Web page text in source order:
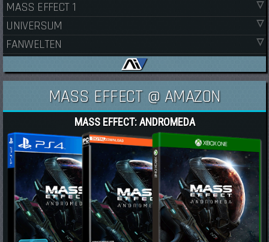
MASS EFFECT 1
UNIVERSUM
FANWELTEN
MASS EFFECT @ AMAZON
MASS EFFECT: ANDROMEDA